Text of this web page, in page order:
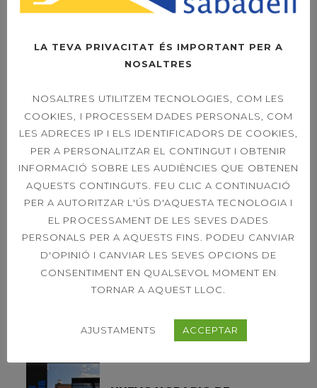
BUSCAR
Search
for:
ENTRADAS RECIENTES
2 SESIONES
ESPECIALES MASTER
LA TEVA PRIVACITAT ÉS IMPORTANT PER A
NOSALTRES
NOSALTRES UTILITZEM TECNOLOGIES, COM LES
COOKIES, I PROCESSEM DADES PERSONALS, COM
LES ADRECES IP I ELS IDENTIFICADORS DE COOKIES,
PER A PERSONALITZAR EL CONTINGUT I OBTENIR
INFORMACIÓ SOBRE LES AUDIÈNCIES QUE OBTENEN
AQUESTS CONTINGUTS. FEU CLIC A CONTINUACIÓ
PER A AUTORITZAR L'ÚS D'AQUESTA TECNOLOGIA I
EL PROCESSAMENT DE LES SEVES DADES
PERSONALS PER A AQUESTS FINS. PODEU CANVIAR
D'OPINIÓ I CANVIAR LES SEVES OPCIONS DE
CONSENTIMENT EN QUALSEVOL MOMENT EN
TORNAR A AQUEST LLOC.
AJUSTAMENTS ACCEPTAR